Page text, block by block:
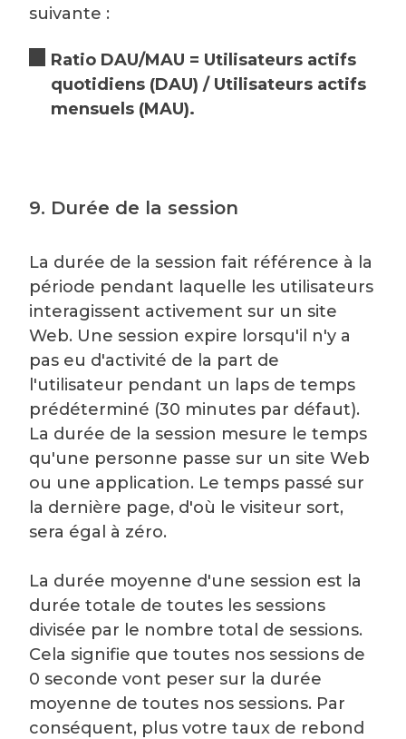
suivante :
Ratio DAU/MAU = Utilisateurs actifs
quotidiens (DAU) / Utilisateurs actifs
mensuels (MAU).
9. Durée de la session
La durée de la session fait référence à la
période pendant laquelle les utilisateurs
interagissent activement sur un site
Web. Une session expire lorsqu'il n'y a
pas eu d'activité de la part de
l'utilisateur pendant un laps de temps
prédéterminé (30 minutes par défaut).
La durée de la session mesure le temps
qu'une personne passe sur un site Web
ou une application. Le temps passé sur
la dernière page, d'où le visiteur sort,
sera égal à zéro.
La durée moyenne d'une session est la
durée totale de toutes les sessions
divisée par le nombre total de sessions.
Cela signifie que toutes nos sessions de
0 seconde vont peser sur la durée
moyenne de toutes nos sessions. Par
conséquent, plus votre taux de rebond